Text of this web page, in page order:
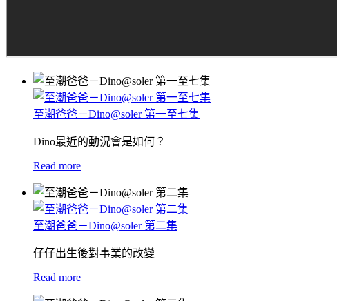
至潮爸爸－Dino@soler 第一至七集
Dino最近的動況會是如何？
Read more
至潮爸爸－Dino@soler 第二集
仔仔出生後對事業的改變
Read more